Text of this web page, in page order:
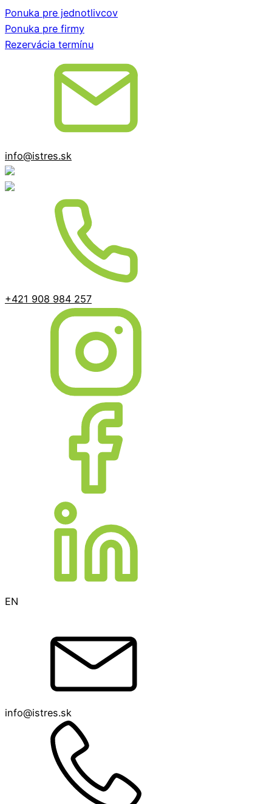
Ponuka pre jednotlivcov
Ponuka pre firmy
Rezervácia termínu
info@istres.sk
+421 908 984 257
EN
info@istres.sk